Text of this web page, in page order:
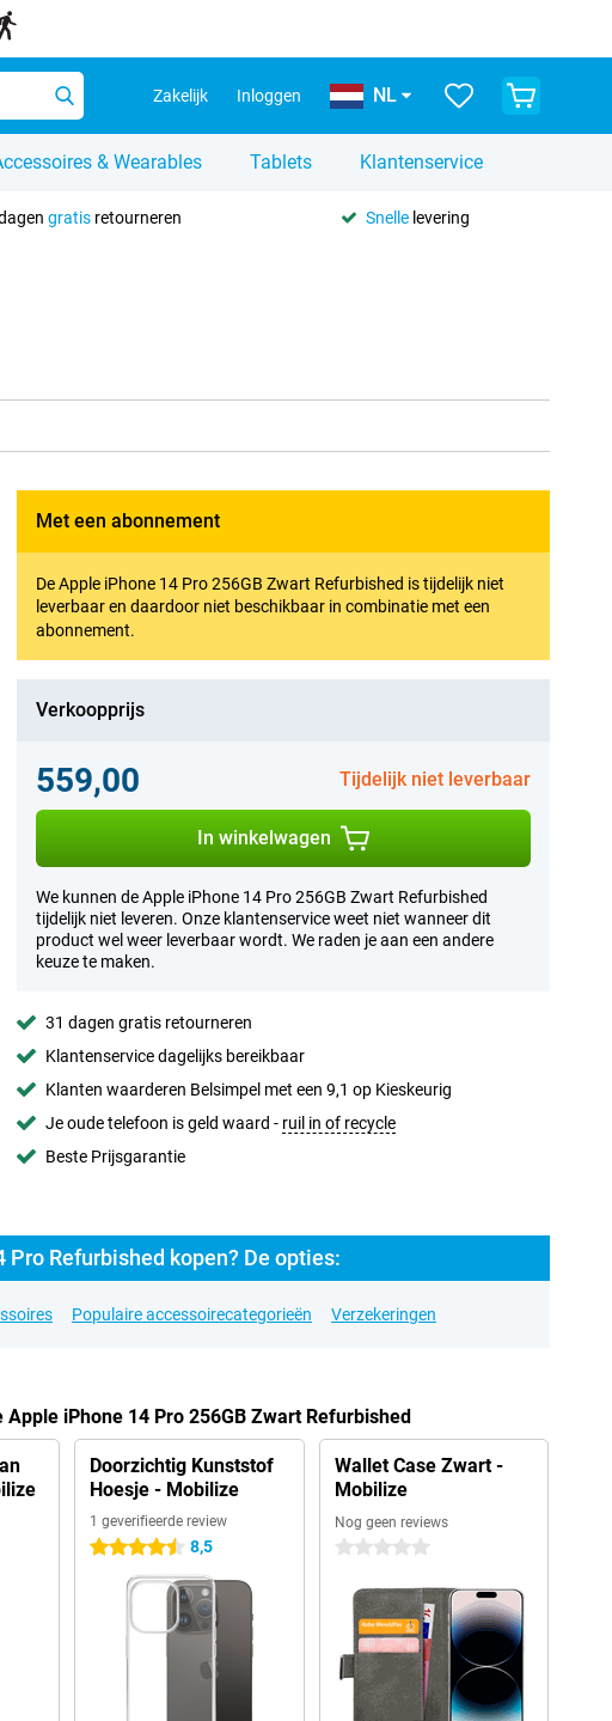
Zakelijk Inloggen NL
& Wearables Tablets Klantenservice
gratisretourneren Snellelevering
Met een abonnement
De Apple iPhone 14 Pro 256GB Zwart Refurbished is tijdelijk niet
leverbaar en daardoor niet beschikbaar in combinatie met een
abonnement.
Verkoopprijs
559,00 Tijdelijk niet leverbaar
In winkelwagen
We kunnen de Apple iPhone 14 Pro 256GB Zwart Refurbished
tijdelijk niet leveren. Onze klantenservice weet niet wanneer dit
product wel weer leverbaar wordt. We raden je aan een andere
keuze te maken.
31 dagen gratis retourneren
Klantenservice dagelijks bereikbaar
Klanten waarderen Belsimpel met een 9,1 op Kieskeurig
Je oude telefoon is geld waard - ruil in of recycle
Beste Prijsgarantie
Pro Refurbished kopen? De opties:
Populaire accessoirecategorieën Verzekeringen
iPhone 14 Pro 256GB Zwart Refurbished
Doorzichtig Kunststof
Hoesje - Mobilize
1 geverifieerde review
4.5 sterren 8,5
Wallet Case Zwart -
Mobilize
Nog geen reviews
0 sterren